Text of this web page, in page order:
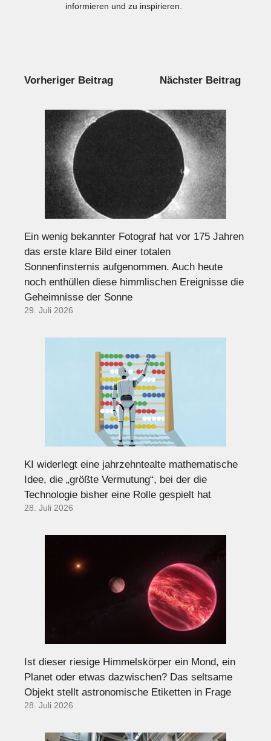
informieren und zu inspirieren.
Vorheriger Beitrag Nächster Beitrag
Ein wenig bekannter Fotograf hat vor 175 Jahren
das erste klare Bild einer totalen
Sonnenfinsternis aufgenommen. Auch heute
noch enthüllen diese himmlischen Ereignisse die
Geheimnisse der Sonne
29. Juli 2026
KI widerlegt eine jahrzehntealte mathematische
Idee, die „größte Vermutung“, bei der die
Technologie bisher eine Rolle gespielt hat
28. Juli 2026
Ist dieser riesige Himmelskörper ein Mond, ein
Planet oder etwas dazwischen? Das seltsame
Objekt stellt astronomische Etiketten in Frage
28. Juli 2026